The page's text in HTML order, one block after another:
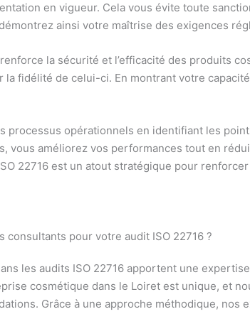
en vigueur. Cela vous évite toute
ainsi votre maîtrise des exigences
la sécurité et l’efficacité des produits
la fidélité de celui-ci. En montrant votre
processus opérationnels en identifiant les
vous améliorez vos performances tout en
22716 est un atout stratégique pour
consultants pour votre audit ISO 22716 ?
les audits ISO 22716 apportent une
cosmétique dans le Loiret est unique, et
Grâce à une approche méthodique, nos